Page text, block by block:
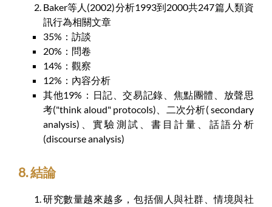
Baker等人(2002)分析1993到2000共247篇人類資
訊行為相關文章
35%：訪談
20%：問卷
14%：觀察
12%：內容分析
其他19%：日記、交易記錄、焦點團體、放聲思
考("think aloud" protocols)、二次分析( secondary
analysis)、實驗測試、書目計量、話語分析
(discourse analysis)
8. 結論
研究數量越來越多，包括個人與社群、情境與社